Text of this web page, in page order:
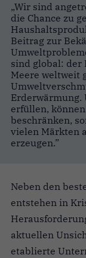
„Wir sind
die Chance zu
Beitrag zur
sind global: der
Meere weltweit
Erderwärmung.
erfüllen,
beschränken,
vielen Märkten
erzeugen.”
Neben den
entstehen in
aktuellen
etablierte